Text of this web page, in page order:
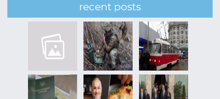
recent posts